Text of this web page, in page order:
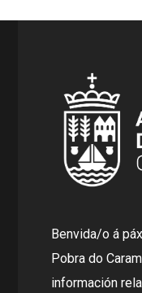
Benvida/o á
Pobra do
información